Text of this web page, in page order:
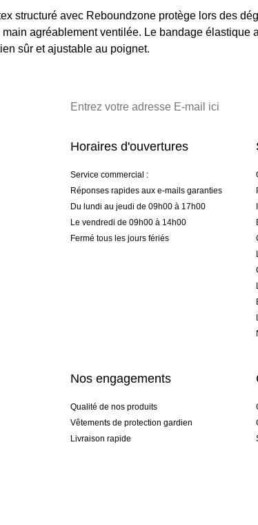
structuré avec Reboundzone protège lors des
agréablement ventilée. Le bandage élastique
sûr et ajustable au poignet.
Horaires d'ouvertures
Service commercial :
Réponses rapides aux e-mails garanties
Du lundi au jeudi de 09h00 à 17h00
Le vendredi de 09h00 à 14h00
Fermé tous les jours fériés
Nos engagements
Qualité de nos produits
Vêtements de protection gardien
Livraison rapide